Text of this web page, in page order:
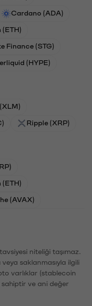
Cardano (ADA)
(ETH)
Finance (STG)
(HYPE)
Ripple (XRP)
(ETH)
(AVAX)
niteliği taşımaz.
veya saklanmasıyla ilgili
varlıklar (stablecoin
ve ani değer